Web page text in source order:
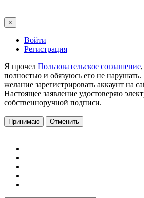
×
Войти
Регистрация
Я прочел Пользовательское соглашение
полностью и обязуюсь его не
желание зарегистрировать аккаунт на
Настоящее заявление удостоверяю
собственноручной подписи.
Принимаю Отменить